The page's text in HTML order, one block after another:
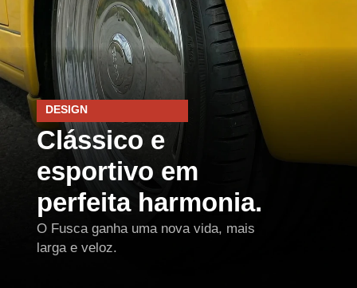
DESIGN
Clássico e
esportivo em
perfeita harmonia.
O Fusca ganha uma nova vida, mais
larga e veloz.